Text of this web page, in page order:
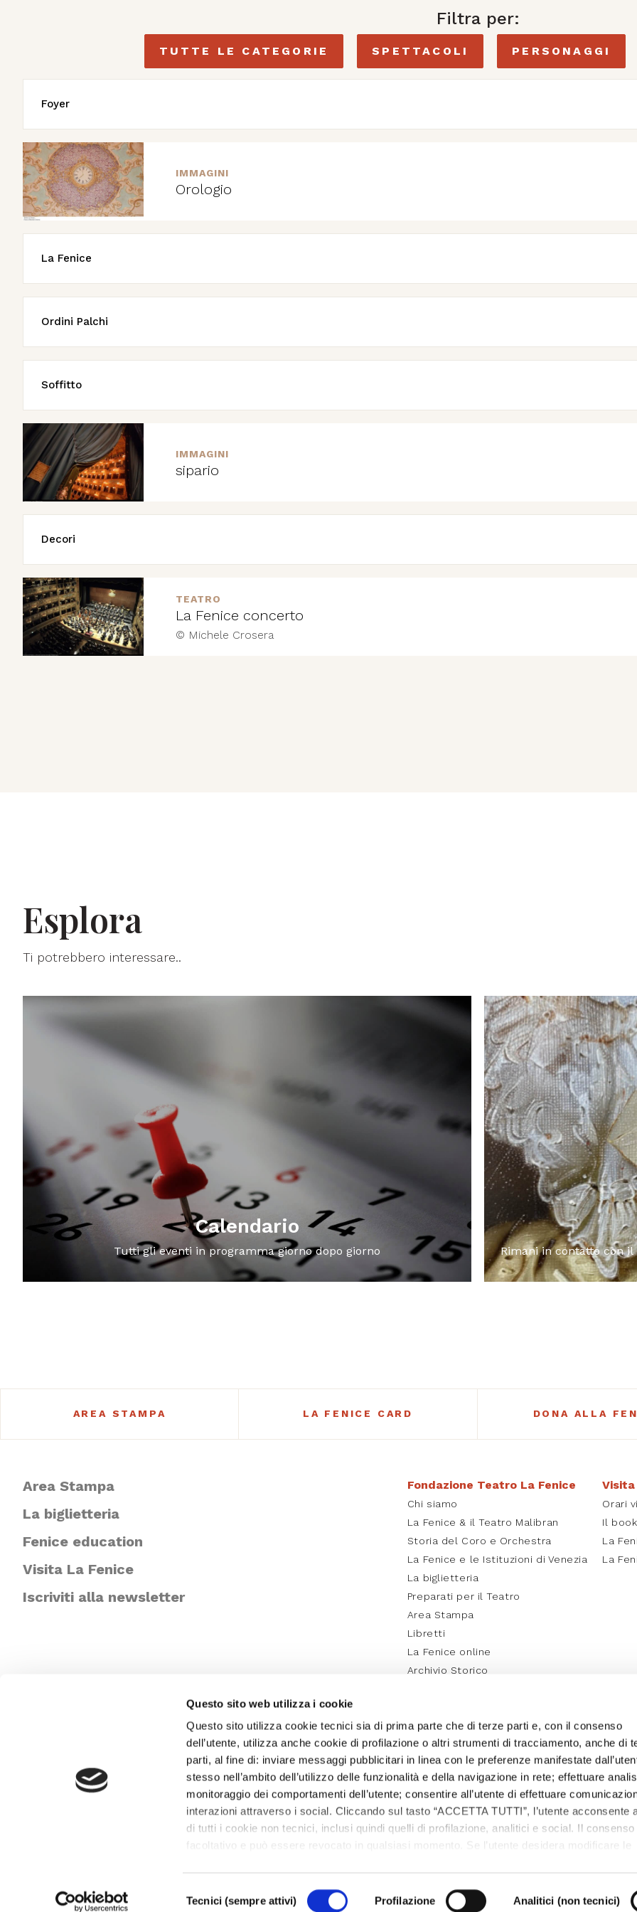
Questo sito web utilizza i cookie
Questo sito utilizza cookie tecnici sia di prima parte che di terze parti e, con il consenso
dell’utente, utilizza anche cookie di profilazione o altri strumenti di tracciamento, anche di
parti, al fine di: inviare messaggi pubblicitari in linea con le preferenze manifestate
stesso nell’ambito dell’utilizzo delle funzionalità e della navigazione in rete; effettuare
monitoraggio dei comportamenti dell’utente; consentire all’utente di effettuare
interazioni attraverso i social. Cliccando sul tasto “ACCETTA TUTTI”, l’utente acconsente
di tutti i cookie non tecnici, inclusi quindi quelli di profilazione, analitici e social. Il consenso
facoltativo e può essere revocato in qualsiasi momento. Se l’utente desidera modificare le
revocare il consenso. Chiudendo questo banner - cliccando sulla X in alto a destra -
del
Tecnici (sempre attivi) Profilazione Analitici (non tecnici)
Filtra per:
TUTTE LE CATEGORIE SPETTACOLI PERSONAGGI
Foyer
IMMAGINI
Orologio
La Fenice
Ordini Palchi
Soffitto
IMMAGINI
sipario
Decori
TEATRO
La Fenice concerto
© Michele Crosera
Esplora
Ti potrebbero interessare..
Calendario
Tutti gli eventi in programma giorno dopo giorno Rimani in contatto con
AREA STAMPA LA FENICE CARD DONA ALLA
Area Stampa
La biglietteria
Fenice education
Visita La Fenice
Iscriviti alla newsletter
Fondazione Teatro La Fenice
Chi siamo
La Fenice & il Teatro Malibran
Storia del Coro e Orchestra
La Fenice e le Istituzioni di Venezia
La biglietteria
Preparati per il Teatro
Area Stampa
Libretti
La Fenice online
Archivio Storico
Visita
Orari
Il
La
La
© 2019 – Fondazione Teatro La Fenice
– P.IVA 00187480272 – Tutti i diritti riservati – Campo San Fantin 1965, San Marco – 30124
Privacy